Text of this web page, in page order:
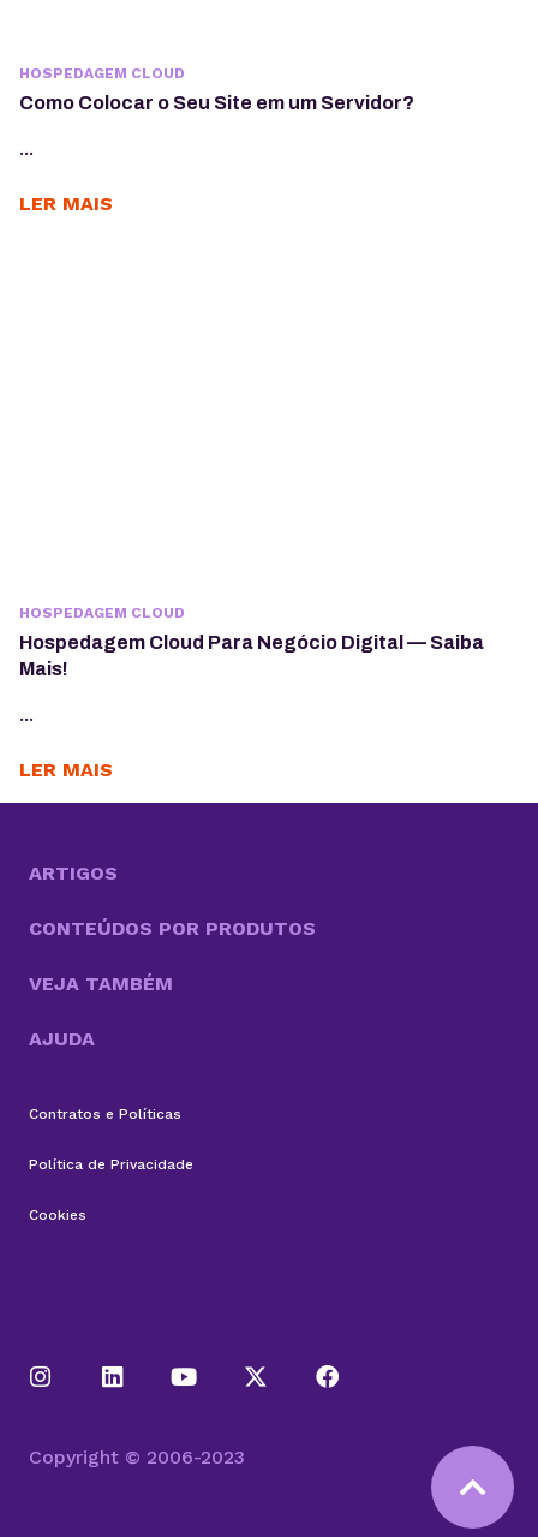
HOSPEDAGEM CLOUD
Como Colocar o Seu Site em um Servidor?
...
LER MAIS
HOSPEDAGEM CLOUD
Hospedagem Cloud Para Negócio Digital — Saiba
Mais!
...
LER MAIS
ARTIGOS
CONTEÚDOS POR PRODUTOS
VEJA TAMBÉM
AJUDA
Contratos e Políticas
Política de Privacidade
Cookies
Copyright © 2006-2023